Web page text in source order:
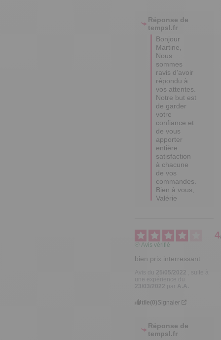
Réponse de
tempsl.fr
Bonjour
Martine,
Nous
sommes
ravis d'avoir
répondu à
vos attentes.
Notre but est
de garder
votre
confiance et
de vous
apporter
entière
satisfaction
à chacune
de vos
commandes.
Bien à vous,
Valérie
4
Avis vérifié
bien prix interressant
25/05/2022
, suite à
23/03/2022
A.A.
Utile(0)Signaler
Réponse de
tempsl.fr